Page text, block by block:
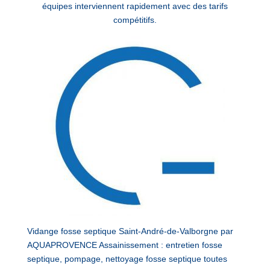
équipes interviennent rapidement avec des tarifs
compétitifs.
Vidange fosse septique Saint-André-de-Valborgne par
AQUAPROVENCE Assainissement : entretien fosse
septique, pompage, nettoyage fosse septique toutes